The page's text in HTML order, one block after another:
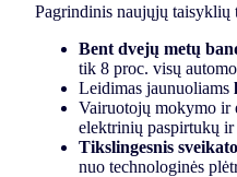
Pagrindinis naujųjų taisyklių
Bent dvejų metų
tik 8 proc. visų
Leidimas jaunuoliams
Vairuotojų mokymo ir
elektrinių paspirtukų ir
Tikslingesnis
nuo technologinės